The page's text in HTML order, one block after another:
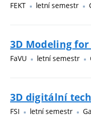
FEKT letní semestr
3D Modeling for
FaVU letní semestr
3D digitální
FSI letní semestr